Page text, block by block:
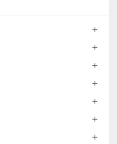






